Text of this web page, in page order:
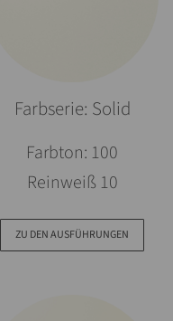
Farbserie: Solid
Farbton: 100
Reinweiß 10
ZU DEN AUSFÜHRUNGEN